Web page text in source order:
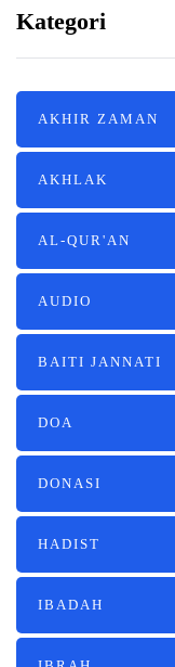
Kategori
AKHIR ZAMAN
AKHLAK
AL-QUR'AN
AUDIO
BAITI JANNATI
DOA
DONASI
HADIST
IBADAH